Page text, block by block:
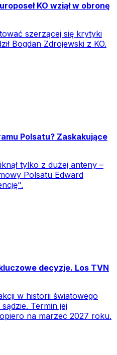
KO wziął w obronę
szerzącej się krytyki
Bogdan Zdrojewski z KO.
Polsatu? Zaskakujące
tylko z dużej anteny –
Polsatu Edward
decyzje. Los TVN
w historii światowego
Termin jej
na marzec 2027 roku.